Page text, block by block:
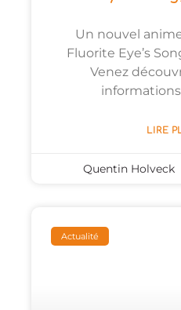
Un nouvel
Fluorite Eye’s
Venez
LIRE
Quentin Holveck
Actualité